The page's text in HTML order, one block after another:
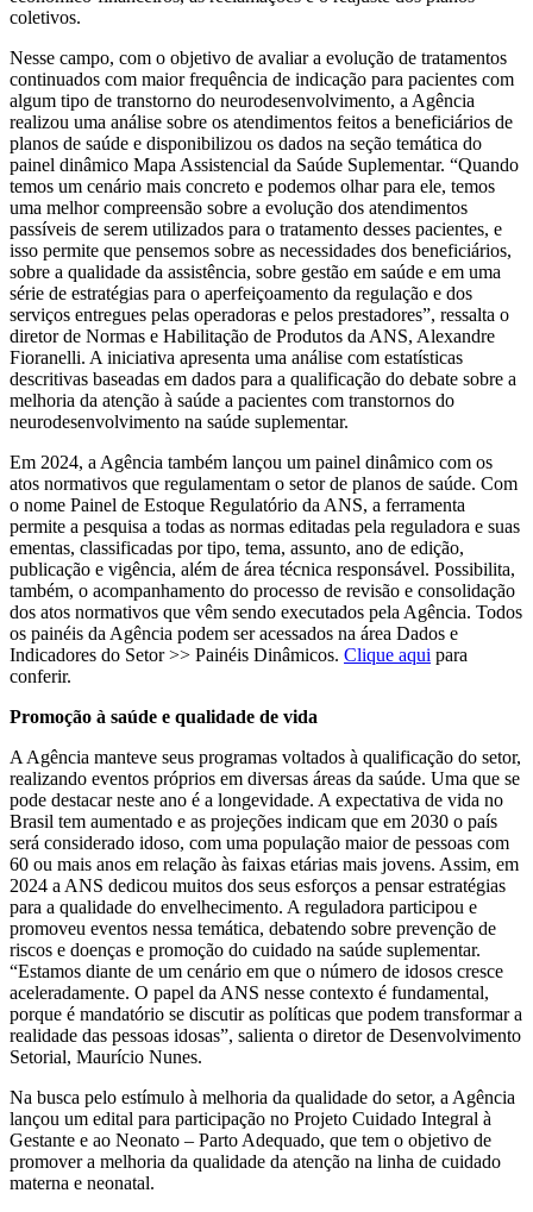
coletivos.
Nesse campo, com o objetivo de avaliar a evolução de tratamentos
continuados com maior frequência de indicação para pacientes com
algum tipo de transtorno do neurodesenvolvimento, a Agência
realizou uma análise sobre os atendimentos feitos a beneficiários de
planos de saúde e disponibilizou os dados na seção temática do
painel dinâmico Mapa Assistencial da Saúde Suplementar. “Quando
temos um cenário mais concreto e podemos olhar para ele, temos
uma melhor compreensão sobre a evolução dos atendimentos
passíveis de serem utilizados para o tratamento desses pacientes, e
isso permite que pensemos sobre as necessidades dos beneficiários,
sobre a qualidade da assistência, sobre gestão em saúde e em uma
série de estratégias para o aperfeiçoamento da regulação e dos
serviços entregues pelas operadoras e pelos prestadores”, ressalta o
diretor de Normas e Habilitação de Produtos da ANS, Alexandre
Fioranelli. A iniciativa apresenta uma análise com estatísticas
descritivas baseadas em dados para a qualificação do debate sobre a
melhoria da atenção à saúde a pacientes com transtornos do
neurodesenvolvimento na saúde suplementar.
Em 2024, a Agência também lançou um painel dinâmico com os
atos normativos que regulamentam o setor de planos de saúde. Com
o nome Painel de Estoque Regulatório da ANS, a ferramenta
permite a pesquisa a todas as normas editadas pela reguladora e suas
ementas, classificadas por tipo, tema, assunto, ano de edição,
publicação e vigência, além de área técnica responsável. Possibilita,
também, o acompanhamento do processo de revisão e consolidação
dos atos normativos que vêm sendo executados pela Agência. Todos
os painéis da Agência podem ser acessados na área Dados e
Indicadores do Setor >> Painéis Dinâmicos. Clique aqui para
conferir.
Promoção à saúde e qualidade de vida
A Agência manteve seus programas voltados à qualificação do setor,
realizando eventos próprios em diversas áreas da saúde. Uma que se
pode destacar neste ano é a longevidade. A expectativa de vida no
Brasil tem aumentado e as projeções indicam que em 2030 o país
será considerado idoso, com uma população maior de pessoas com
60 ou mais anos em relação às faixas etárias mais jovens. Assim, em
2024 a ANS dedicou muitos dos seus esforços a pensar estratégias
para a qualidade do envelhecimento. A reguladora participou e
promoveu eventos nessa temática, debatendo sobre prevenção de
riscos e doenças e promoção do cuidado na saúde suplementar.
“Estamos diante de um cenário em que o número de idosos cresce
aceleradamente. O papel da ANS nesse contexto é fundamental,
porque é mandatório se discutir as políticas que podem transformar a
realidade das pessoas idosas”, salienta o diretor de Desenvolvimento
Setorial, Maurício Nunes.
Na busca pelo estímulo à melhoria da qualidade do setor, a Agência
lançou um edital para participação no Projeto Cuidado Integral à
Gestante e ao Neonato – Parto Adequado, que tem o objetivo de
promover a melhoria da qualidade da atenção na linha de cuidado
materna e neonatal.